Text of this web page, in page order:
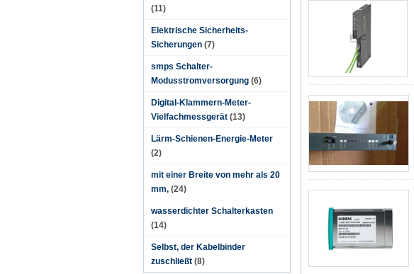
(11)
Elektrische Sicherheits-
Sicherungen (7)
smps Schalter-
Modusstromversorgung (6)
Digital-Klammern-Meter-
Vielfachmessgerät (13)
Lärm-Schienen-Energie-Meter
(2)
mit einer Breite von mehr als 20
mm, (24)
wasserdichter Schalterkasten
(14)
Selbst, der Kabelbinder
zuschließt (8)